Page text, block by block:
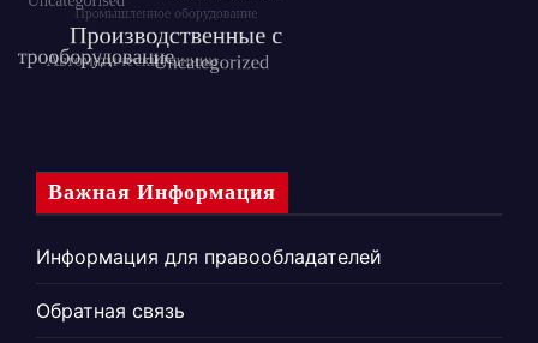
Важная Информация
Информация для правообладателей
Обратная связь